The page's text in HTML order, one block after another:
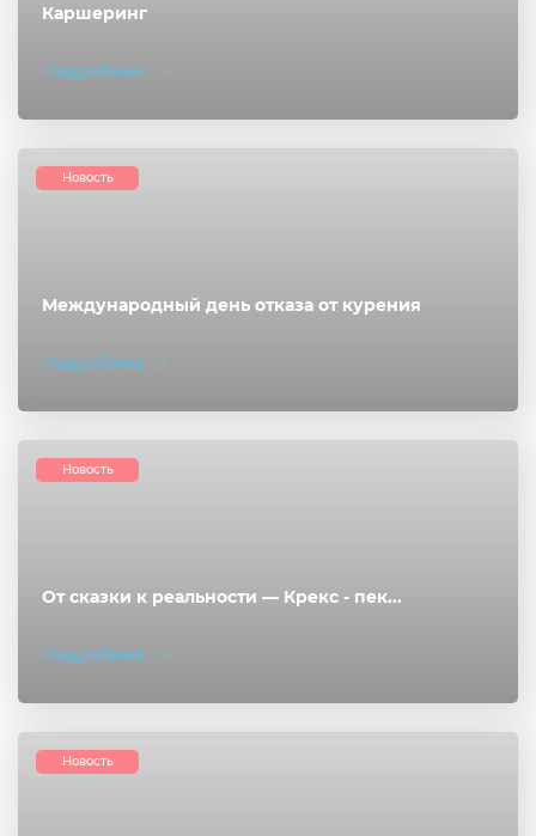
Каршеринг
Подробнее
Международный день отказа от курения
Подробнее
Новость
От сказки к реальности — Крекс - пек...
Подробнее
Новость
Новость